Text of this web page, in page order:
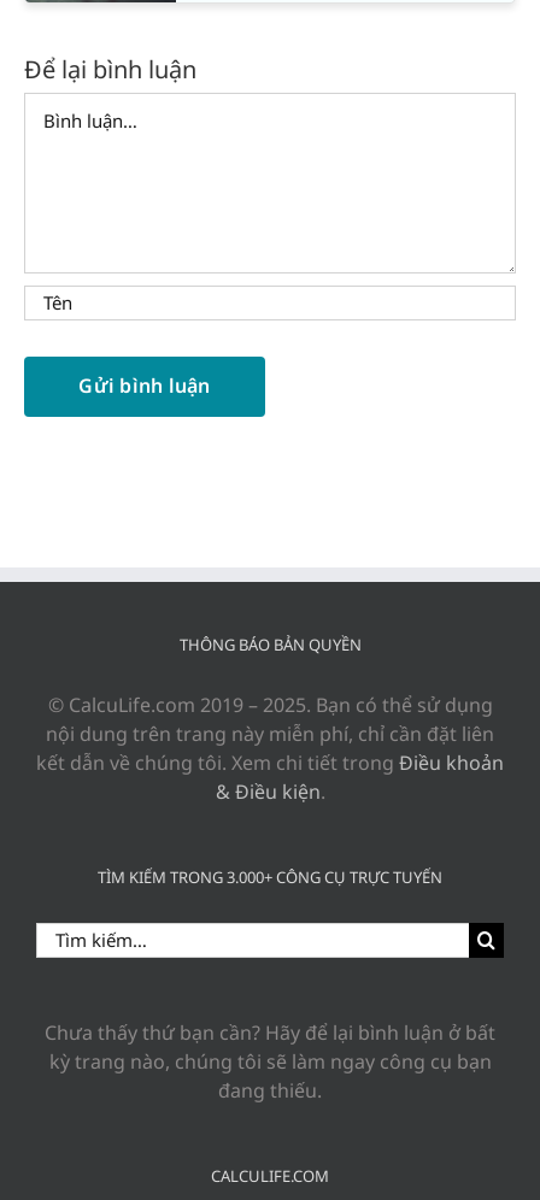
Để lại bình luận
THÔNG BÁO BẢN QUYỀN
© CalcuLife.com 2019 – 2025. Bạn có thể sử dụng
nội dung trên trang này miễn phí, chỉ cần đặt liên
kết dẫn về chúng tôi. Xem chi tiết trong Điều khoản
& Điều kiện.
TÌM KIẾM TRONG 3.000+ CÔNG CỤ TRỰC TUYẾN
Search
for:
Chưa thấy thứ bạn cần? Hãy để lại bình luận ở bất
kỳ trang nào, chúng tôi sẽ làm ngay công cụ bạn
đang thiếu.
CALCULIFE.COM